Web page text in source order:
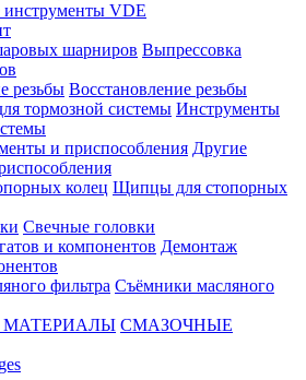
инструменты VDE
Выпрессовка
Восстановление резьбы
Инструменты
Другие
Щипцы для стопорных
Свечные головки
Демонтаж
Съёмники масляного
СМАЗОЧНЫЕ